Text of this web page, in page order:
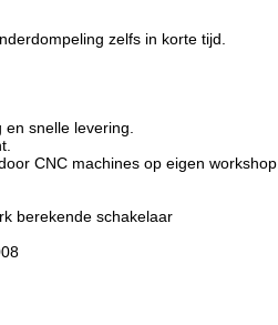
zelfs in korte tijd.
snelle levering.
CNC machines op eigen workshop.
berekende schakelaar